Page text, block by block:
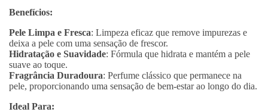
Benefícios:
Pele Limpa e Fresca: Limpeza eficaz que remove impurezas e
deixa a pele com uma sensação de frescor.
Hidratação e Suavidade: Fórmula que hidrata e mantém a pele
suave ao toque.
Fragrância Duradoura: Perfume clássico que permanece na
pele, proporcionando uma sensação de bem-estar ao longo do dia.
Ideal Para: